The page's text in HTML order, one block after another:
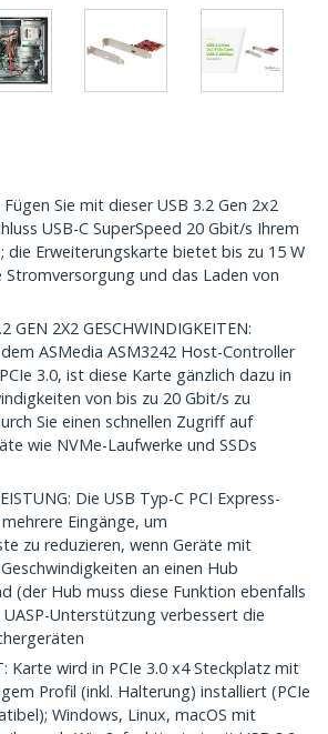
Fügen Sie mit dieser USB 3.2 Gen 2x2
USB-C SuperSpeed 20 Gbit/s Ihrem
die Erweiterungskarte bietet bis zu 15 W
Stromversorgung und das Laden von
GEN 2X2 GESCHWINDIGKEITEN:
ASMedia ASM3242 Host-Controller
3.0, ist diese Karte gänzlich dazu in
von bis zu 20 Gbit/s zu
Sie einen schnellen Zugriff auf
wie NVMe-Laufwerke und SSDs
Die USB Typ-C PCI Express-
Eingänge, um
zu reduzieren, wenn Geräte mit
an einen Hub
(der Hub muss diese Funktion ebenfalls
Unterstützung verbessert die
Karte wird in PCIe 3.0 x4 Steckplatz mit
Profil (inkl. Halterung) installiert (PCIe
Windows, Linux, macOS mit